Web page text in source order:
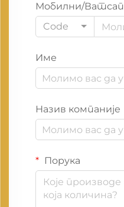
Мобилни/Ватсап
Code
Име
Назив компаније
Порука